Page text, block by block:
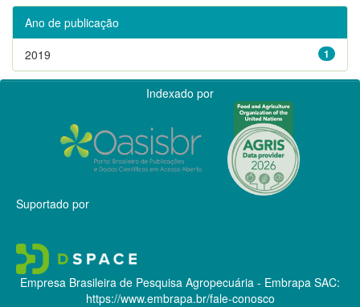
Ano de publicação
1
2019
Indexado por
Suportado por
Empresa Brasileira de Pesquisa Agropecuária - Embrapa SAC:
https://www.embrapa.br/fale-conosco